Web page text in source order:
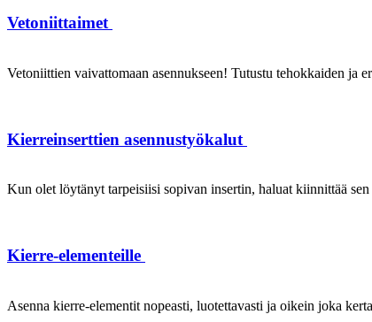
Vetoniittaimet
Vetoniittien vaivattomaan asennukseen! Tutustu tehokkaiden ja
Kierreinserttien asennustyökalut
Kun olet löytänyt tarpeisiisi sopivan insertin, haluat kiinnittää
Kierre-elementeille
Asenna kierre-elementit nopeasti, luotettavasti ja oikein joka